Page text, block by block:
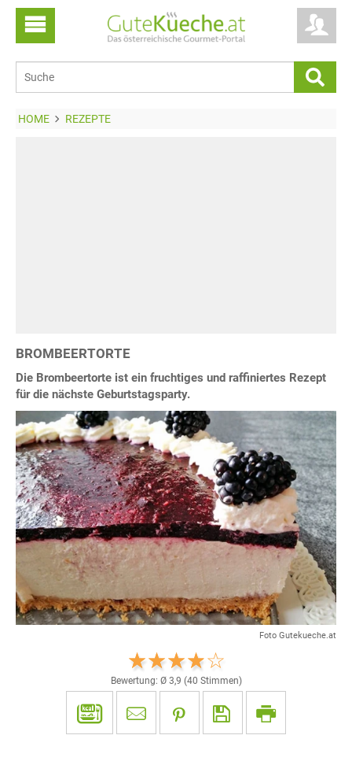
HOME REZEPTE
BROMBEERTORTE
Die Brombeertorte ist ein fruchtiges und raffiniertes Rezept
für die nächste Geburtstagsparty.
Foto Gutekueche.at
Bewertung: Ø 3,9 (40 Stimmen)